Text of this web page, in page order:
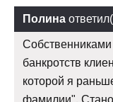
Полина
банкротств
которой я
фамилии".